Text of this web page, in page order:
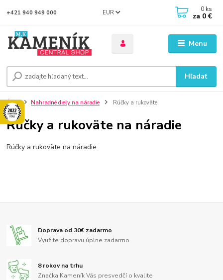
Menu
EUR
Hľadať
+421 940 949 000 0 ks
za 0 €
Úvod Nahradné diely na náradie Rúčky a rukoväte
Rúčky a rukoväte na náradie
Rúčky a rukoväte na náradie
Doprava od 30€ zadarmo
Využite dopravu úplne zadarmo
8 rokov na trhu
Značka Kameník Vás presvedčí o kvalite